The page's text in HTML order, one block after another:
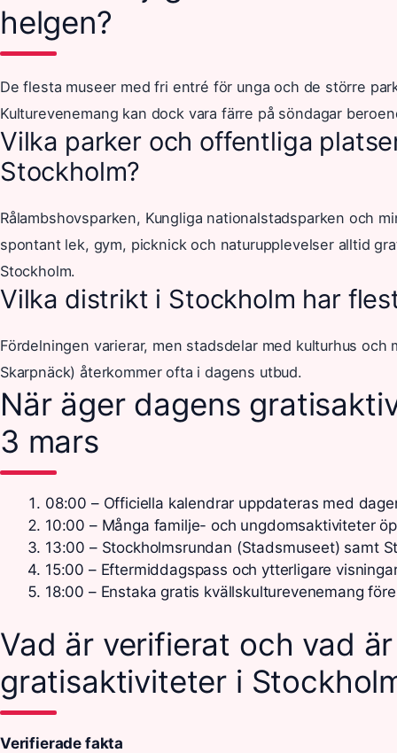
helgen?
De flesta museer med fri entré för unga och de större
Kulturevenemang kan dock vara färre på söndagar
Vilka parker och offentliga
Stockholm?
Rålambshovsparken, Kungliga nationalstadsparken och
spontant lek, gym, picknick och naturupplevelser alltid
Stockholm.
Vilka distrikt i Stockholm har
Fördelningen varierar, men stadsdelar med kulturhus
Skarpnäck) återkommer ofta i dagens utbud.
När äger dagens
3 mars
08:00 – Officiella kalendrar uppdateras med
10:00 – Många familje- och ungdomsaktiviteter
13:00 – Stockholmsrundan (Stadsmuseet) samt
15:00 – Eftermiddagspass och ytterligare
18:00 – Enstaka gratis kvällskulturevenemang
Vad är verifierat och vad
gratisaktiviteter i
Verifierade fakta